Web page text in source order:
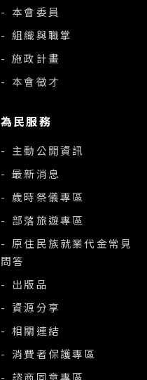
- 本會委員
- 組織與職掌
- 施政計畫
- 本會徵才
為民服務
- 主動公開資訊
- 最新消息
- 歲時祭儀專區
- 部落旅遊專區
- 原住民族就業代金常見
問答
- 出版品
- 資源分享
- 相關連結
- 消費者保護專區
- 諮商同意專區